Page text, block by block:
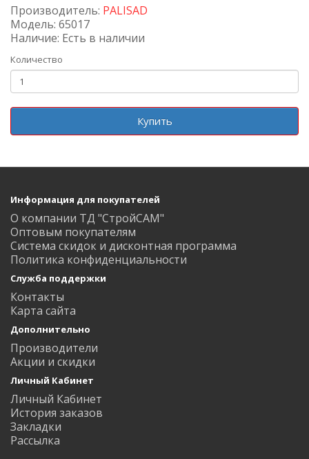
Производитель: PALISAD
Модель: 65017
Наличие: Есть в наличии
Количество
Купить
Информация для покупателей
О компании ТД "СтройСАМ"
Оптовым покупателям
Система скидок и дисконтная программа
Политика конфиденциальности
Служба поддержки
Контакты
Карта сайта
Дополнительно
Производители
Акции и скидки
Личный Кабинет
Личный Кабинет
История заказов
Закладки
Рассылка